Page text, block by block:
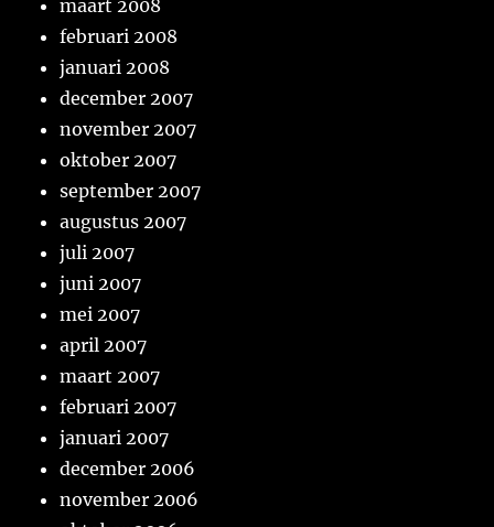
maart 2008
februari 2008
januari 2008
december 2007
november 2007
oktober 2007
september 2007
augustus 2007
juli 2007
juni 2007
mei 2007
april 2007
maart 2007
februari 2007
januari 2007
december 2006
november 2006